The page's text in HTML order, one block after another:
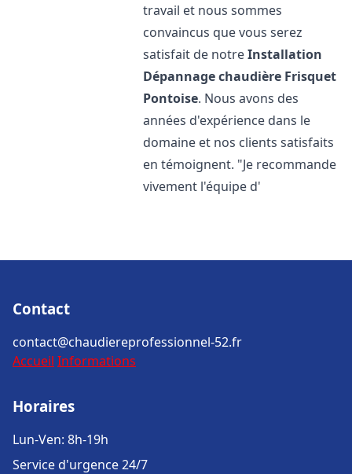
travail et nous sommes
convaincus que vous serez
satisfait de notreInstallation
Dépannage chaudière Frisquet
Pontoise. Nous avons des
années d'expérience dans le
domaine et nos clients satisfaits
en témoignent. "Je recommande
vivement l'équipe d'
Contact
contact@chaudiereprofessionnel-52.fr
Accueil Informations
Horaires
Lun-Ven: 8h-19h
Service d'urgence 24/7